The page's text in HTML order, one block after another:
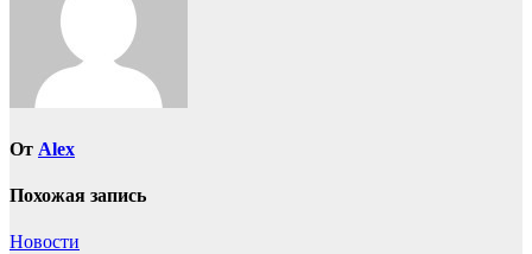
От Alex
Похожая запись
Новости